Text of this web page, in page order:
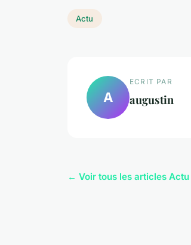
Actu
A
ECRIT PAR
augustin
← Voir tous les articles Actu